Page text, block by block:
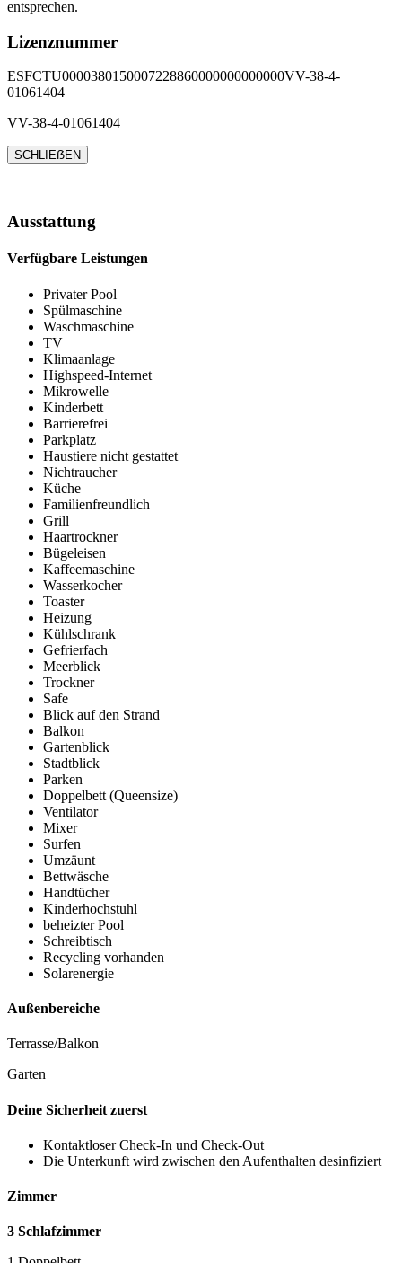
entsprechen.
Lizenznummer
ESFCTU0000380150007228860000000000000VV-38-4-
01061404
VV-38-4-01061404
SCHLIEẞEN
Ausstattung
Verfügbare Leistungen
Privater Pool
Spülmaschine
Waschmaschine
TV
Klimaanlage
Highspeed-Internet
Mikrowelle
Kinderbett
Barrierefrei
Parkplatz
Haustiere nicht gestattet
Nichtraucher
Küche
Familienfreundlich
Grill
Haartrockner
Bügeleisen
Kaffeemaschine
Wasserkocher
Toaster
Heizung
Kühlschrank
Gefrierfach
Meerblick
Trockner
Safe
Blick auf den Strand
Balkon
Gartenblick
Stadtblick
Parken
Doppelbett (Queensize)
Ventilator
Mixer
Surfen
Umzäunt
Bettwäsche
Handtücher
Kinderhochstuhl
beheizter Pool
Schreibtisch
Recycling vorhanden
Solarenergie
Außenbereiche
Terrasse/Balkon
Garten
Deine Sicherheit zuerst
Kontaktloser Check-In und Check-Out
Die Unterkunft wird zwischen den Aufenthalten desinfiziert
Zimmer
3 Schlafzimmer